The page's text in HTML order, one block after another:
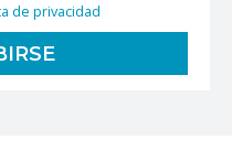
de privacidad